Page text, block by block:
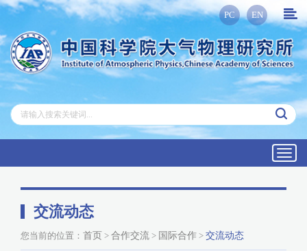
PC EN
交流动态
您当前的位置： 首页 > 合作交流 > 国际合作 > 交流动态